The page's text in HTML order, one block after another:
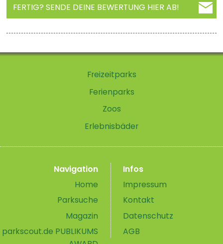
FERTIG? SENDE DEINE BEWERTUNG HIER AB!
Freizeitparks
Ferienparks
Zoos
Erlebnisbäder
Navigation
Home
Parksuche
Magazin
parkscout.de PUBLIKUMS
Infos
Impressum
Kontakt
Datenschutz
AGB